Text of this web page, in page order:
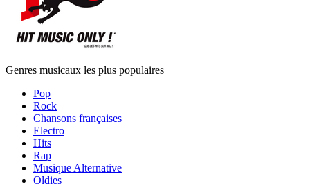
Genres musicaux les plus populaires
Pop
Rock
Chansons françaises
Electro
Hits
Rap
Musique Alternative
Oldies